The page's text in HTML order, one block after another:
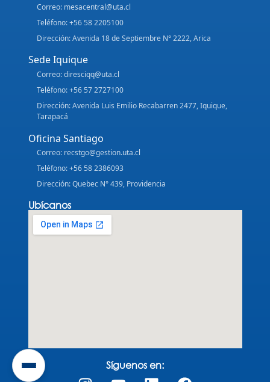
Correo: mesacentral@uta.cl
Teléfono: +56 58 2205100
Dirección: Avenida 18 de Septiembre N° 2222, Arica
Sede Iquique
Correo: diresciqq@uta.cl
Teléfono: +56 57 2727100
Dirección: Avenida Luis Emilio Recabarren 2477, Iquique,
Tarapacá
Oficina Santiago
Correo: recstgo@gestion.uta.cl
Teléfono: +56 58 2386093
Dirección: Quebec N° 439, Providencia
Ubícanos
Síguenos en: